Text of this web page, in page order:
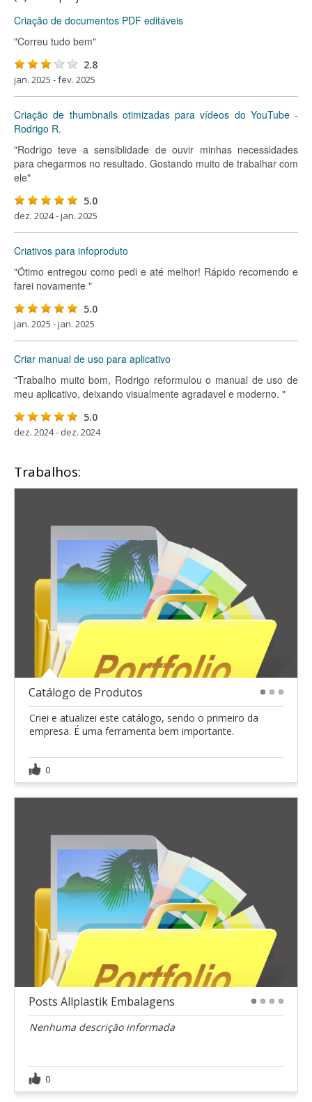
Criação de documentos PDF editáveis
"Correu tudo bem"
2.8
jan. 2025 - fev. 2025
Criação de thumbnails otimizadas para vídeos do YouTube -
Rodrigo R.
"Rodrigo teve a sensiblidade de ouvir minhas necessidades
para chegarmos no resultado. Gostando muito de trabalhar com
ele"
5.0
dez. 2024 - jan. 2025
Criativos para infoproduto
"Ótimo entregou como pedi e até melhor! Rápido recomendo e
farei novamente "
5.0
jan. 2025 - jan. 2025
Criar manual de uso para aplicativo
"Trabalho muito bom, Rodrigo reformulou o manual de uso de
meu aplicativo, deixando visualmente agradavel e moderno. "
5.0
dez. 2024 - dez. 2024
Trabalhos:
Catálogo de Produtos
Criei e atualizei este catálogo, sendo o primeiro da
empresa. É uma ferramenta bem importante.
0
Posts Allplastik Embalagens
Nenhuma descrição informada
0